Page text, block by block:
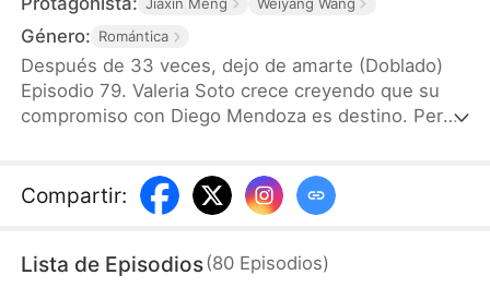
Género: Romántica
Después de 33 veces, dejo de amarte (Doblado)
Episodio 79. Valeria Soto crece creyendo que su
compromiso con Diego Mendoza es destino. Pero
descubrir que todos fueron planeados por
Sebastian para retrasar la boda, decide romper el
Compartir:
Lista de Episodios(80 Episodios)